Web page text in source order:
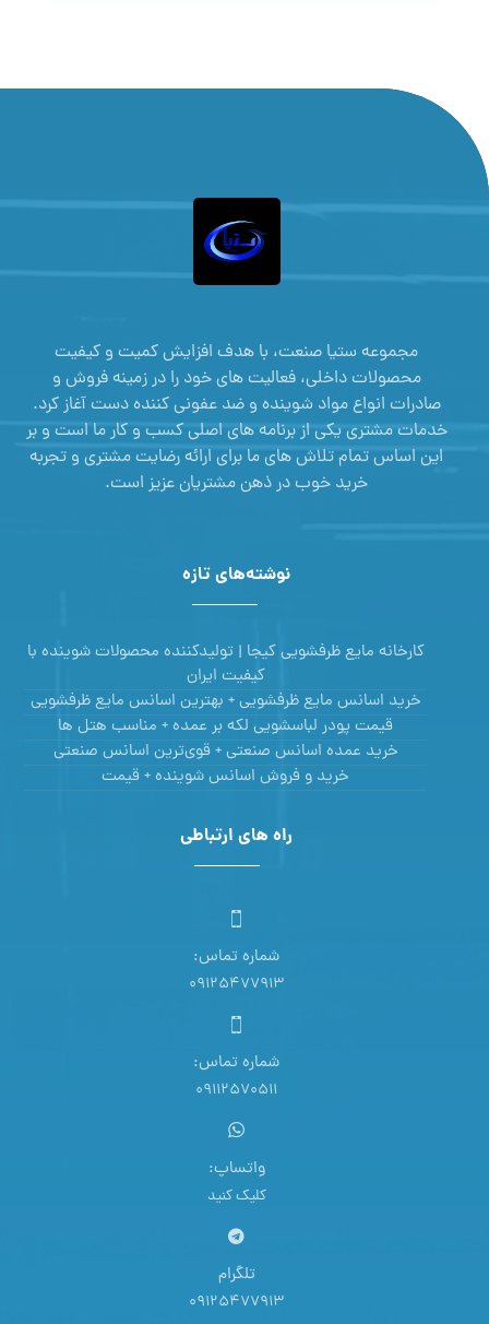
مجموعه ستیا صنعت، با هدف افزایش کمیت و کیفیت
محصولات داخلی، فعالیت های خود را در زمینه فروش و
صادرات انواع مواد شوینده و ضد عفونی کننده دست آغاز کرد.
خدمات مشتری یکی از برنامه های اصلی کسب و کار ما است و بر
این اساس تمام تلاش های ما برای ارائه رضایت مشتری و تجربه
خرید خوب در ذهن مشتریان عزیز است.
نوشته‌های تازه
کارخانه مایع ظرفشویی کیجا | تولیدکننده محصولات شوینده با
کیفیت ایران
خرید اسانس مایع ظرفشویی + بهترین اسانس مایع ظرفشویی
قیمت پودر لباسشویی لکه بر عمده + مناسب هتل ها
خرید عمده اسانس صنعتی + قوی‌ترین اسانس‌ صنعتی
خرید و فروش اسانس شوینده + قیمت
راه های ارتباطی
شماره تماس:
09125477913
شماره تماس:
09112570511
واتساپ:
کلیک کنید
تلگرام
09125477913